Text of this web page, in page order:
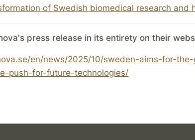
of Swedish biomedical research and
press release in its entirety on their
en/news/2025/10/sweden-aims-for-
push-for-future-technologies/